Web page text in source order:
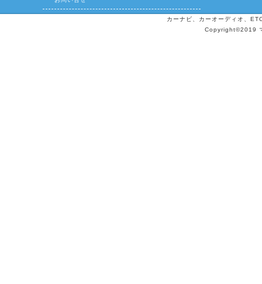
カーナビ、カーオーディオ、
Copyright©2019